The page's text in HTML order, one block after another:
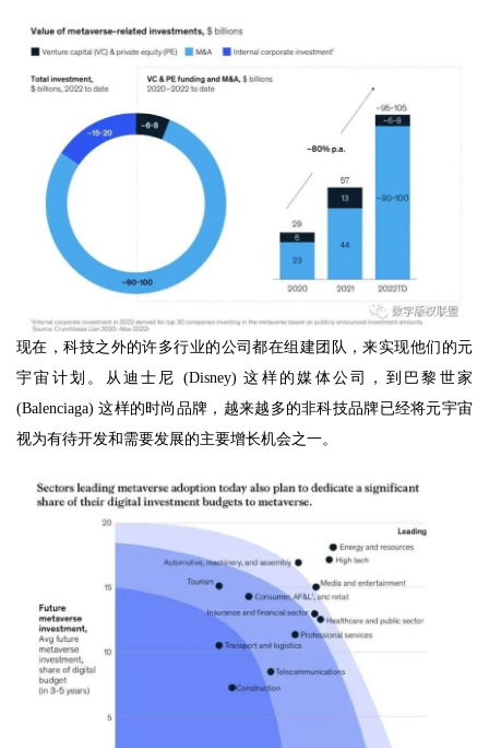
现在，科技之外的许多行业的公司都在组建团队，来实现他们的元
宇宙计划。从迪士尼 (Disney) 这样的媒体公司，到巴黎世家
(Balenciaga) 这样的时尚品牌，越来越多的非科技品牌已经将元宇宙
视为有待开发和需要发展的主要增长机会之一。